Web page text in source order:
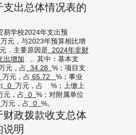
支出总体情况表的
易学校2024年支出预
万元，与2023年预算相比增
，主要原因是 2024年非财
出增加 。其中：基本支
元，占 34.28 %；项目支
万元，占 65.72 %；事业
0 万元，占 %；上缴上
元，占 0 %；对附属单位
万元，占 0 %。
财政拨款收支总体
说明